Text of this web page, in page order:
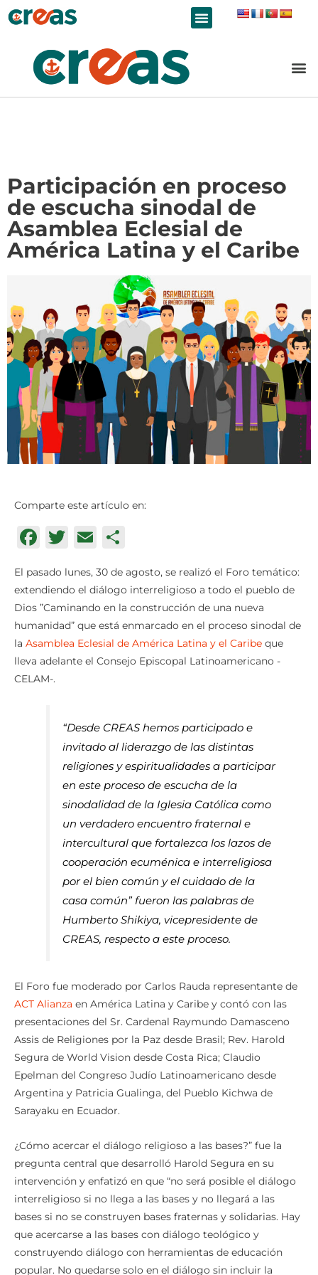
Participación en proceso
de escucha sinodal de
Asamblea Eclesial de
América Latina y el Caribe
Comparte este artículo en:
Facebook
Twitter
Email
El pasado lunes, 30 de agosto, se realizó el Foro temático:
extendiendo el diálogo interreligioso a todo el pueblo de
Dios ”Caminando en la construcción de una nueva
humanidad” que está enmarcado en el proceso sinodal de
la Asamblea Eclesial de América Latina y el Caribe que
lleva adelante el Consejo Episcopal Latinoamericano -
CELAM-.
“Desde CREAS hemos participado e
invitado al liderazgo de las distintas
religiones y espiritualidades a participar
en este proceso de escucha de la
sinodalidad de la Iglesia Católica como
un verdadero encuentro fraternal e
intercultural que fortalezca los lazos de
cooperación ecuménica e interreligiosa
por el bien común y el cuidado de la
casa común” fueron las palabras de
Humberto Shikiya, vicepresidente de
CREAS, respecto a este proceso.
El Foro fue moderado por Carlos Rauda representante de
ACT Alianza en América Latina y Caribe y contó con las
presentaciones del Sr. Cardenal Raymundo Damasceno
Assis de Religiones por la Paz desde Brasil; Rev. Harold
Segura de World Vision desde Costa Rica; Claudio
Epelman del Congreso Judío Latinoamericano desde
Argentina y Patricia Gualinga, del Pueblo Kichwa de
Sarayaku en Ecuador.
¿Cómo acercar el diálogo religioso a las bases?” fue la
pregunta central que desarrolló Harold Segura en su
intervención y enfatizó en que “no será posible el diálogo
interreligioso si no llega a las bases y no llegará a las
bases si no se construyen bases fraternas y solidarias. Hay
que acercarse a las bases con diálogo teológico y
construyendo diálogo con herramientas de educación
popular. No quedarse solo en el diálogo sin incluir la